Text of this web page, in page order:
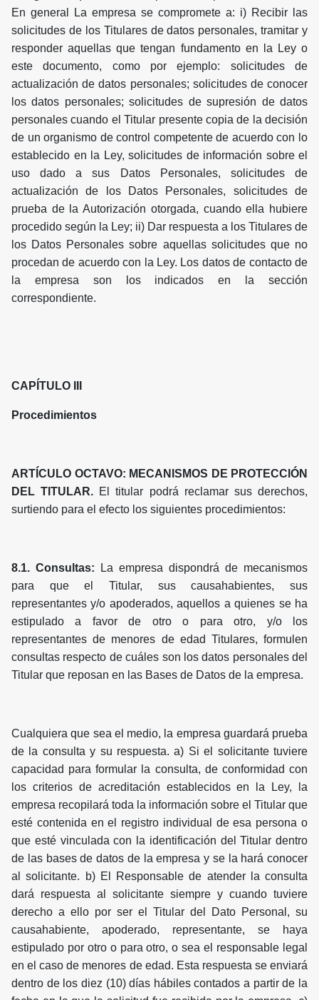
En general La empresa se compromete a: i) Recibir las
solicitudes de los Titulares de datos personales, tramitar y
responder aquellas que tengan fundamento en la Ley o
este documento, como por ejemplo: solicitudes de
actualización de datos personales; solicitudes de conocer
los datos personales; solicitudes de supresión de datos
personales cuando el Titular presente copia de la decisión
de un organismo de control competente de acuerdo con lo
establecido en la Ley, solicitudes de información sobre el
uso dado a sus Datos Personales, solicitudes de
actualización de los Datos Personales, solicitudes de
prueba de la Autorización otorgada, cuando ella hubiere
procedido según la Ley; ii) Dar respuesta a los Titulares de
los Datos Personales sobre aquellas solicitudes que no
procedan de acuerdo con la Ley. Los datos de contacto de
la empresa son los indicados en la sección
correspondiente.
CAPÍTULO III
Procedimientos
ARTÍCULO OCTAVO: MECANISMOS DE PROTECCIÓN
DEL TITULAR. El titular podrá reclamar sus derechos,
surtiendo para el efecto los siguientes procedimientos:
8.1. Consultas:
La empresa dispondrá de mecanismos
para que el Titular, sus causahabientes, sus
representantes y/o apoderados, aquellos a quienes se ha
estipulado a favor de otro o para otro, y/o los
representantes de menores de edad Titulares, formulen
consultas respecto de cuáles son los datos personales del
Titular que reposan en las Bases de Datos de la empresa.
Cualquiera que sea el medio, la empresa guardará prueba
de la consulta y su respuesta. a) Si el solicitante tuviere
capacidad para formular la consulta, de conformidad con
los criterios de acreditación establecidos en la Ley, la
empresa recopilará toda la información sobre el Titular que
esté contenida en el registro individual de esa persona o
que esté vinculada con la identificación del Titular dentro
de las bases de datos de la empresa y se la hará conocer
al solicitante. b) El Responsable de atender la consulta
dará respuesta al solicitante siempre y cuando tuviere
derecho a ello por ser el Titular del Dato Personal, su
causahabiente, apoderado, representante, se haya
estipulado por otro o para otro, o sea el responsable legal
en el caso de menores de edad. Esta respuesta se enviará
dentro de los diez (10) días hábiles contados a partir de la